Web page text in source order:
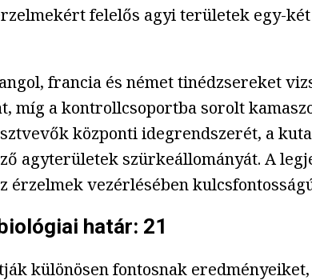
felelős agyi területek egy-
francia és német tinédzsereket
míg a kontrollcsoportba sorolt
központi idegrendszerét, a
agyterületek szürkeállományát. A
érzelmek vezérlésében
határ: 21
különösen fontosnak